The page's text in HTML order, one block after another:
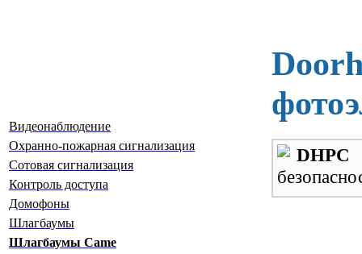
Видеонаблюдение
Охранно-пожарная сигнализация
Сотовая сигнализация
Контроль доступа
Домофоны
Шлагбаумы
Шлагбаумы Сame
DHPC